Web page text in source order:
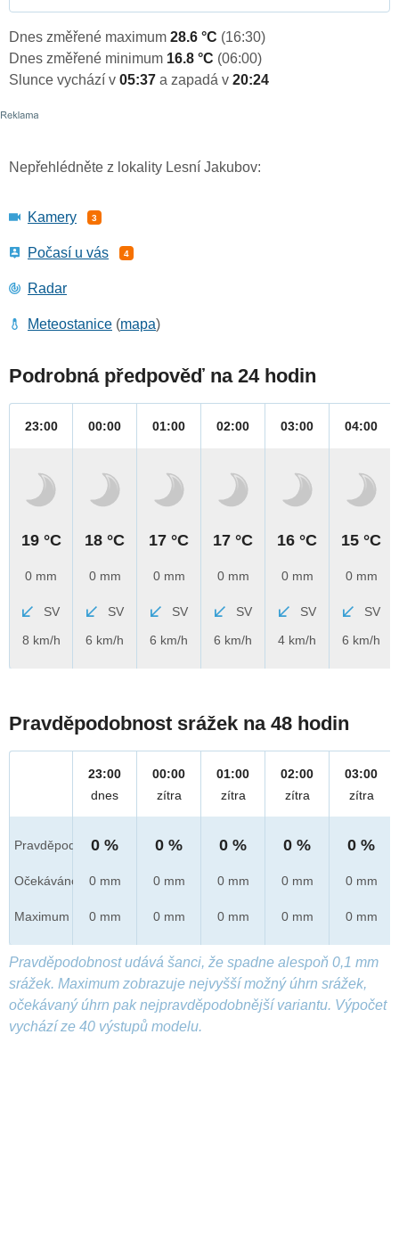
Dnes změřené maximum 28.6 °C (16:30)
Dnes změřené minimum 16.8 °C (06:00)
Slunce vychází v 05:37 a zapadá v 20:24
Nepřehlédněte z lokality Lesní Jakubov:
Kamery 3
Počasí u vás 4
Radar
Meteostanice (mapa)
Podrobná předpověď na 24 hodin
23:00
19 °C
0 mm
SV
8 km/h
00:00
18 °C
0 mm
SV
6 km/h
01:00
17 °C
0 mm
SV
6 km/h
02:00
17 °C
0 mm
SV
6 km/h
03:00
16 °C
0 mm
SV
4 km/h
04:00
15 °C
0 mm
SV
6 km/h
Pravděpodobnost srážek na 48 hodin
Pravděpod.
Očekáváno
Maximum
23:00
dnes
0 %
0 mm
0 mm
00:00
zítra
0 %
0 mm
0 mm
01:00
zítra
0 %
0 mm
0 mm
02:00
zítra
0 %
0 mm
0 mm
03:00
zítra
0 %
0 mm
0 mm
Pravděpodobnost udává šanci, že spadne alespoň 0,1 mm
srážek. Maximum zobrazuje nejvyšší možný úhrn srážek,
očekávaný úhrn pak nejpravděpodobnější variantu. Výpočet
vychází ze 40 výstupů modelu.